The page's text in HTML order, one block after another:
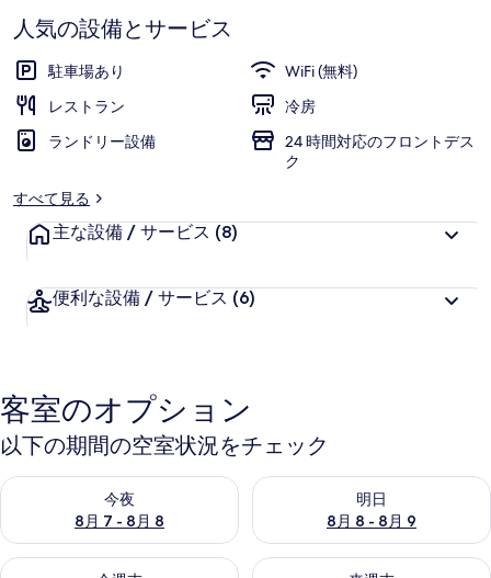
ラ
リ
ー
で
す
人気の設備とサービス
駐車場あり
WiFi (無料)
レストラン
冷房
ランドリー設備
24 時間対応のフロントデス
ク
すべて見る
主な設備 / サービス (8)
便利な設備 / サービス (6)
客室のオプション
以下の期間の空室状況をチェック
今夜
8月 7 - 8月 8
今夜 8月 7 - 8月 8 の空室状況をチェック
明日
8月 8 - 8月 9
明日 8月 8 - 8月 9 の空室状況
今週末 8月 7 - 8月 9 の空室状況をチェック来週末 8月 14 - 8月 16 の空室